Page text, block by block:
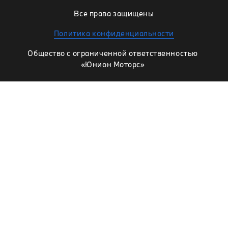
Все права защищены
Политика конфиденциальности
Общество с ограниченной ответственностью
«Юнион Моторс»